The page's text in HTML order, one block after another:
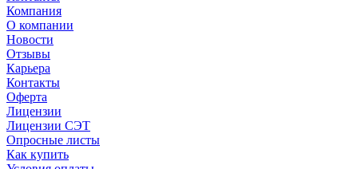
Компания
О компании
Новости
Отзывы
Карьера
Контакты
Оферта
Лицензии
Лицензии СЭТ
Опросные листы
Как купить